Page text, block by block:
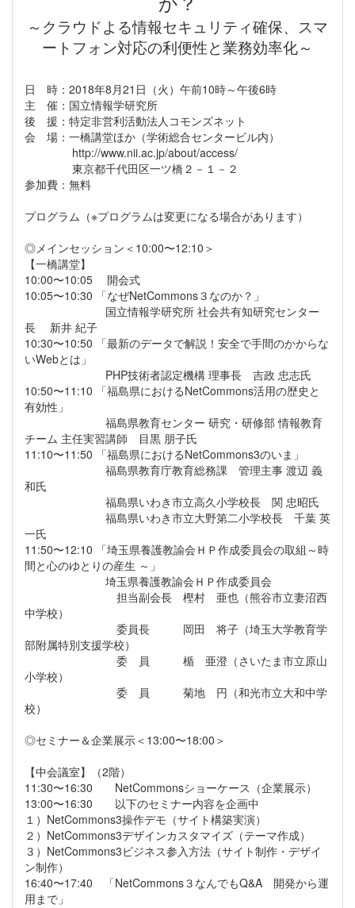
～クラウドよる情報セキュリティ確保、スマ
ートフォン対応の利便性と業務効率化～
日 時：2018年8月21日（火）午前10時～午後6時
主 催：国立情報学研究所
後 援：特定非営利活動法人コモンズネット
会 場：一橋講堂ほか（学術総合センタービル内）
http://www.nii.ac.jp/about/access/
東京都千代田区一ツ橋２－１－２
参加費：無料
プログラム（※プログラムは変更になる場合があります）
◎メインセッション＜10:00〜12:10＞
【一橋講堂】
10:00〜10:05 開会式
10:05〜10:30 「なぜNetCommons３なのか？」
国立情報学研究所 社会共有知研究センター
長 新井 紀子
10:30〜10:50 「最新のデータで解説！安全で手間のかからな
いWebとは」
PHP技術者認定機構 理事長 吉政 忠志氏
10:50〜11:10 「福島県におけるNetCommons活用の歴史と
有効性」
福島県教育センター 研究・研修部 情報教育
チーム 主任実習講師 目黒 朋子氏
11:10〜11:50 「福島県におけるNetCommons3のいま」
福島県教育庁教育総務課 管理主事 渡辺 義
和氏
福島県いわき市立高久小学校長 関 忠昭氏
福島県いわき市立大野第二小学校長 千葉 英
一氏
11:50〜12:10 「埼玉県養護教諭会ＨＰ作成委員会の取組～時
間と心のゆとりの産生 ～」
埼玉県養護教諭会ＨＰ作成委員会
担当副会長 樫村 亜也（熊谷市立妻沼西
中学校）
委員長 岡田 将子（埼玉大学教育学
部附属特別支援学校）
委 員 楯 亜澄（さいたま市立原山
小学校）
委 員 菊地 円（和光市立大和中学
校）
◎セミナー＆企業展示＜13:00〜18:00＞
【中会議室】（2階）
11:30〜16:30 NetCommonsショーケース（企業展示）
13:00〜16:30 以下のセミナー内容を企画中
１）NetCommons3操作デモ（サイト構築実演）
２）NetCommons3デザインカスタマイズ（テーマ作成）
３）NetCommons3ビジネス参入方法（サイト制作・デザイ
ン制作）
16:40〜17:40 「NetCommons３なんでもQ&A 開発から運
用まで」